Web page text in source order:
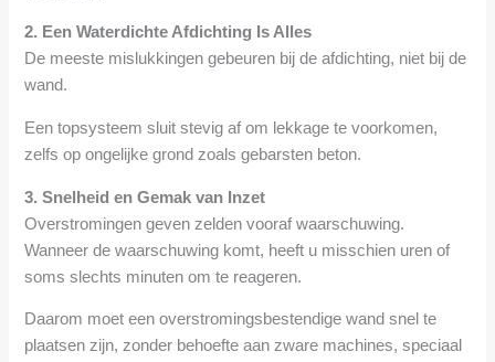
2. Een Waterdichte Afdichting Is Alles
De meeste mislukkingen gebeuren bij de afdichting, niet bij de
wand.
Een topsysteem sluit stevig af om lekkage te voorkomen,
zelfs op ongelijke grond zoals gebarsten beton.
3. Snelheid en Gemak van Inzet
Overstromingen geven zelden vooraf waarschuwing.
Wanneer de waarschuwing komt, heeft u misschien uren of
soms slechts minuten om te reageren.
Daarom moet een overstromingsbestendige wand snel te
plaatsen zijn, zonder behoefte aan zware machines, speciaal